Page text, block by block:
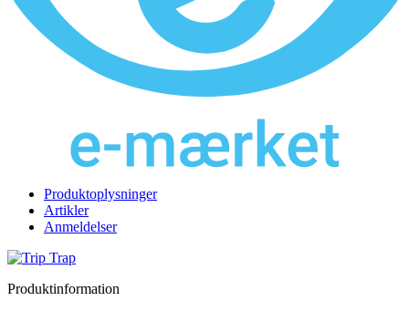
Produktoplysninger
Artikler
Anmeldelser
Produktinformation